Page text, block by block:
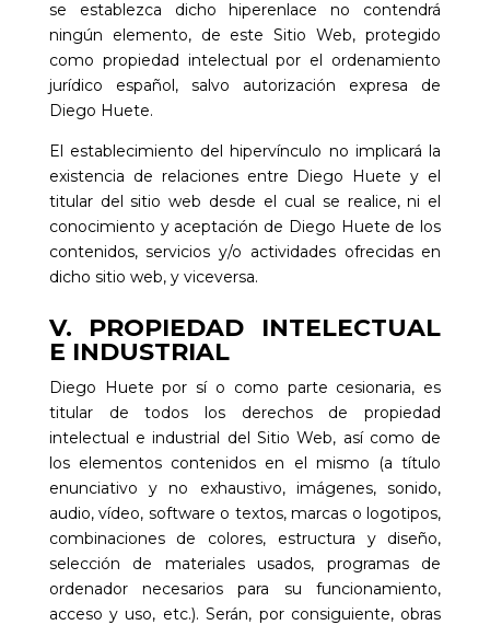
se establezca dicho hiperenlace no contendrá
ningún elemento, de este Sitio Web, protegido
como propiedad intelectual por el ordenamiento
jurídico español, salvo autorización expresa de
Diego Huete.
El establecimiento del hipervínculo no implicará la
existencia de relaciones entre Diego Huete y el
titular del sitio web desde el cual se realice, ni el
conocimiento y aceptación de Diego Huete de los
contenidos, servicios y/o actividades ofrecidas en
dicho sitio web, y viceversa.
V. PROPIEDAD INTELECTUAL
E INDUSTRIAL
Diego Huete por sí o como parte cesionaria, es
titular de todos los derechos de propiedad
intelectual e industrial del Sitio Web, así como de
los elementos contenidos en el mismo (a título
enunciativo y no exhaustivo, imágenes, sonido,
audio, vídeo, software o textos, marcas o logotipos,
combinaciones de colores, estructura y diseño,
selección de materiales usados, programas de
ordenador necesarios para su funcionamiento,
acceso y uso, etc.). Serán, por consiguiente, obras